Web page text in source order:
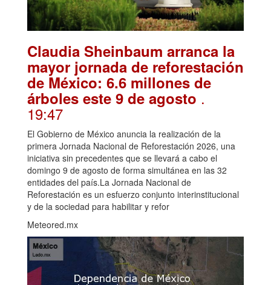
Claudia Sheinbaum arranca la
mayor jornada de reforestación
de México: 6.6 millones de
árboles este 9 de agosto .
19:47
El Gobierno de México anuncia la realización de la
primera Jornada Nacional de Reforestación 2026, una
iniciativa sin precedentes que se llevará a cabo el
domingo 9 de agosto de forma simultánea en las 32
entidades del país.La Jornada Nacional de
Reforestación es un esfuerzo conjunto interinstitucional
y de la sociedad para habilitar y refor
Meteored.mx